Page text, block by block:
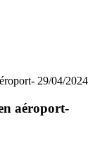
29/04/2024
aéroport-